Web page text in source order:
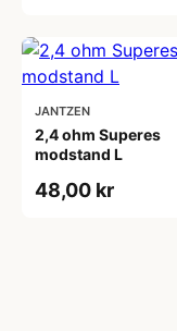
JANTZEN
2,4 ohm Superes
modstand L
48,00 kr